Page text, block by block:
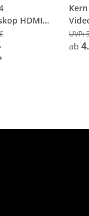
HDMI
(30
UVP:
ab